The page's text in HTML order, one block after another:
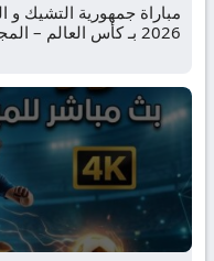
2026 بـ كأس العالم – المجموعة أ